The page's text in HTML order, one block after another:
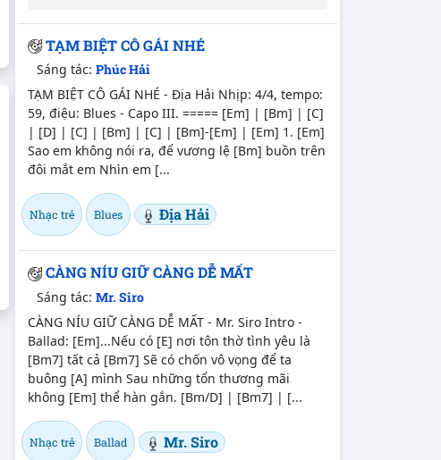
TẠM BIỆT CÔ GÁI NHÉ
Sáng tác:Phúc Hải
TẠM BIỆT CÔ GÁI NHÉ - Địa Hải Nhịp: 4/4, tempo:
59, điệu: Blues - Capo III. ===== [Em] | [Bm] | [C]
| [D] | [C] | [Bm] | [C] | [Bm]-[Em] | [Em] 1. [Em]
Sao em không nói ra, để vương lệ [Bm] buồn trên
đôi mắt em Nhìn em [...
Nhạc trẻ Blues Địa Hải
CÀNG NÍU GIỮ CÀNG DỄ MẤT
Sáng tác:Mr. Siro
CÀNG NÍU GIỮ CÀNG DỄ MẤT - Mr. Siro Intro -
Ballad: [Em]...Nếu có [E] nơi tôn thờ tình yêu là
[Bm7] tất cả [Bm7] Sẽ có chốn vô vọng để ta
buông [A] mình Sau những tổn thương mãi
không [Em] thể hàn gắn. [Bm/D] | [Bm7] | [...
Nhạc trẻ Ballad Mr. Siro